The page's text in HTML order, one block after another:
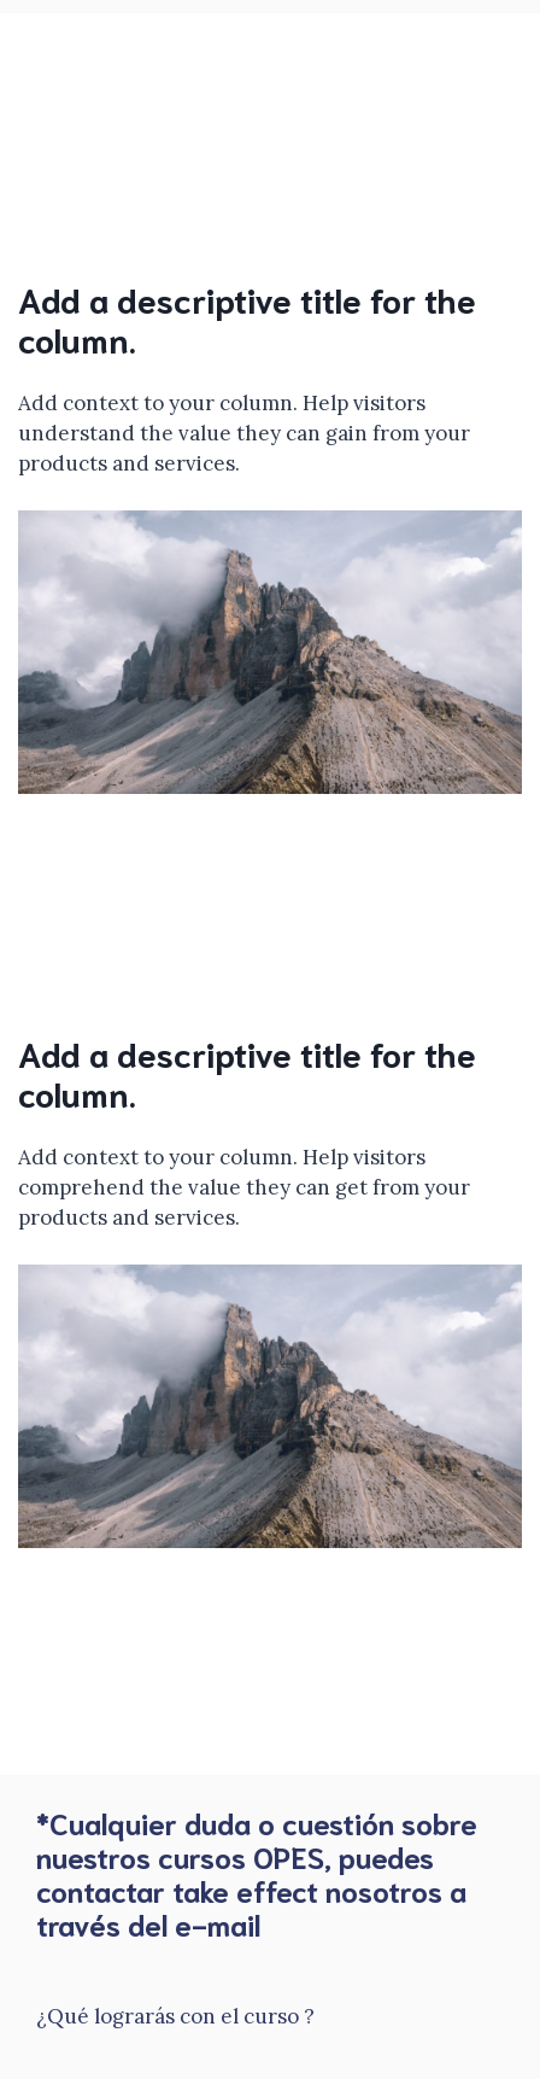
Add a descriptive title for the
column.
Add context to your column. Help visitors
understand the value they can gain from your
products and services.
Add a descriptive title for the
column.
Add context to your column. Help visitors
comprehend the value they can get from your
products and services.
*Cualquier duda o cuestión sobre
nuestros cursos OPES, puedes
contactar take effect nosotros a
través del e-mail
¿Qué lograrás con el curso ?